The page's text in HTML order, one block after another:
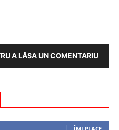
A LĂSA UN COMENTARIU